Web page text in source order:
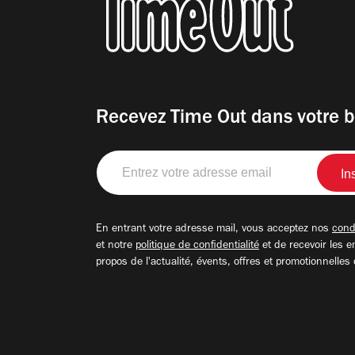
Recevez Time Out dans votre
Entrez
votre
adresse
En entrant votre adresse mail, vous acceptez nos
et notre politique de confidentialité et de recevoir les
propos de l'actualité, évents, offres et promotionnelles